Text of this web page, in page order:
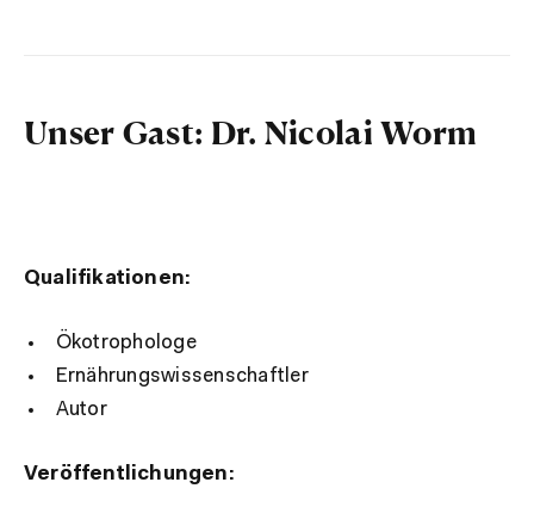
Unser Gast: Dr. Nicolai Worm
Qualifikationen:
Ökotrophologe
Ernährungswissenschaftler
Autor
Veröffentlichungen: